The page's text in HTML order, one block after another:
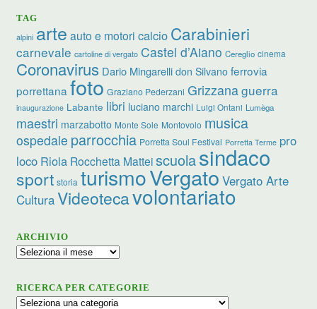
TAG
alpini arte auto e motori calcio Carabinieri
carnevale cartoline di vergato Castel d’Aiano Cereglio cinema
Coronavirus Dario Mingarelli don Silvano ferrovia
porrettana foto Graziano Pederzani Grizzanaguerra
inaugurazione Labante libri luciano marchi Luigi Ontani Lumèga
maestri marzabotto Monte Sole Montovolo musica
ospedale parrocchia Porretta Soul Festival Porretta Terme pro
loco Riola Rocchetta Matteiscuolasindaco
sport storia turismoVergato Vergato Arte
CulturaVideotecavolontariato
ARCHIVIO
Archivio
RICERCA PER CATEGORIE
Ricerca